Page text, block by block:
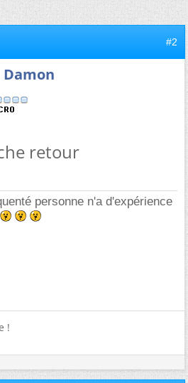
#2
Damon
retour
personne n'a d'expérience
!